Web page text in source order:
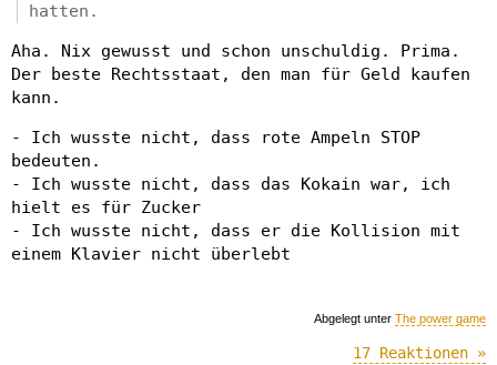
hatten.
Aha. Nix gewusst und schon unschuldig. Prima.
Der beste Rechtsstaat, den man für Geld kaufen
kann.
- Ich wusste nicht, dass rote Ampeln STOP
bedeuten.
- Ich wusste nicht, dass das Kokain war, ich
hielt es für Zucker
- Ich wusste nicht, dass er die Kollision mit
einem Klavier nicht überlebt
Abgelegt unter The power game
17 Reaktionen »